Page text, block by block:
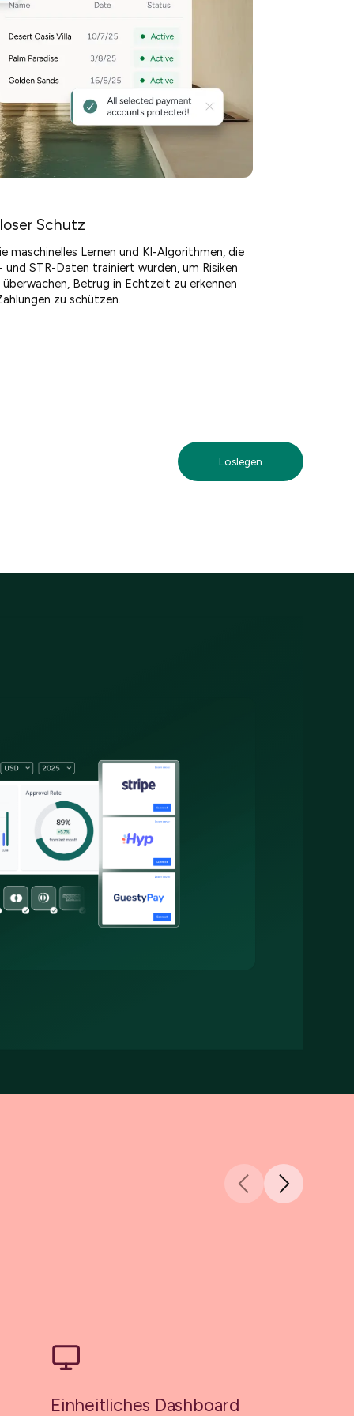
Schutz
maschinelles Lernen und KI-Algorithmen, die
und STR-Daten trainiert wurden, um Risiken
überwachen, Betrug in Echtzeit zu erkennen
zu schützen.
Loslegen
Einheitliches Dashboard